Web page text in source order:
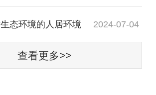
态环境的人居环境 2024-07-04
查看更多>>